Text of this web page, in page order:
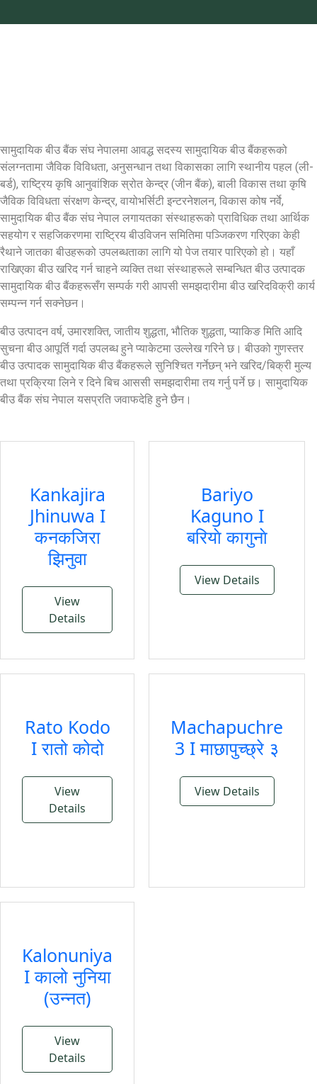
सामुदायिक बीउ बैंक संघ नेपालमा आवद्ध सदस्य सामुदायिक बीउ बैंकहरूको
संलग्नतामा जैविक विविधता, अनुसन्धान तथा विकासका लागि स्थानीय पहल (ली-
बर्ड), राष्ट्रिय कृषि आनुवांशिक स्रोत केन्द्र (जीन बैंक), बाली विकास तथा कृषि
जैविक विविधता संरक्षण केन्द्र, वायोभर्सिटी इन्टरनेशलन, विकास कोष नर्वे,
सामुदायिक बीउ बैंक संघ नेपाल लगायतका संस्थाहरूको प्राविधिक तथा आर्थिक
सहयोग र सहजिकरणमा राष्ट्रिय बीउविजन समितिमा पञ्जिकरण गरिएका केही
रैथाने जातका बीउहरूको उपलब्धताका लागि यो पेज तयार पारिएको हो। यहाँ
राखिएका बीउ खरिद गर्न चाहने व्यक्ति तथा संस्थाहरूले सम्बन्धित बीउ उत्पादक
सामुदायिक बीउ बैंकहरूसँग सम्पर्क गरी आपसी समझदारीमा बीउ खरिदविक्री कार्य
सम्पन्न गर्न सक्नेछन।
बीउ उत्पादन वर्ष, उमारशक्ति, जातीय शुद्धता, भौतिक शुद्धता, प्याकिङ मिति आदि
सुचना बीउ आपूर्ति गर्दा उपलब्ध हुने प्याकेटमा उल्लेख गरिने छ। बीउको गुणस्तर
बीउ उत्पादक सामुदायिक बीउ बैंकहरूले सुनिश्चित गर्नेछन् भने खरिद/बिक्री मुल्य
तथा प्रक्रिया लिने र दिने बिच आससी समझदारीमा तय गर्नु पर्ने छ। सामुदायिक
बीउ बैंक संघ नेपाल यसप्रति जवाफदेहि हुने छैन।
Kankajira
Jhinuwa I
कनकजिरा
झिनुवा
View
Details
Bariyo
Kaguno I
बरियाे कागुनाे
View Details
Rato Kodo
I रातो कोदो
View
Details
Machapuchre
3 I माछापुच्छ्रे ३
View Details
Kalonuniya
I कालो नुनिया
(उन्नत)
View
Details